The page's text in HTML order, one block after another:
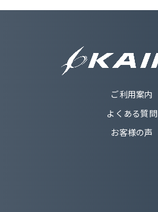
ご利用案内
よくある質問
お客様の声